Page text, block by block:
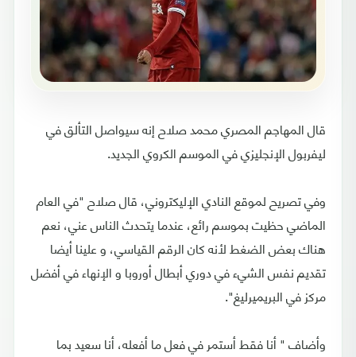
قال المهاجم المصري محمد صلاح إنه سيواصل التألق في
ليفربول الإنجليزي في الموسم الكروي الجديد.
وفي تصريح لموقع النادي الإليكتروني، قال صلاح "في العام
الماضي حظيت بموسم رائع، عندما يتحدث الناس عني، نعم
هناك بعض الضغط لأنه كان الرقم القياسي، و علينا أيضا
تقديم نفس الشيء في دوري أبطال أوروبا و الإنهاء في أفضل
مركز في البريميرليغ".
وأضاف " أنا فقط أستمر في فعل ما أفعله، أنا سعيد بما